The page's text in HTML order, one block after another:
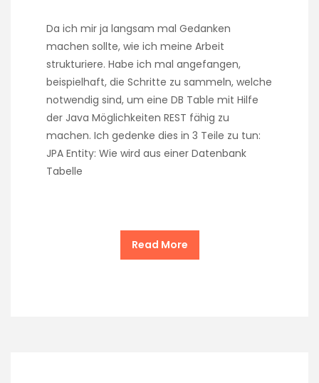
Da ich mir ja langsam mal Gedanken
machen sollte, wie ich meine Arbeit
strukturiere. Habe ich mal angefangen,
beispielhaft, die Schritte zu sammeln, welche
notwendig sind, um eine DB Table mit Hilfe
der Java Möglichkeiten REST fähig zu
machen. Ich gedenke dies in 3 Teile zu tun:
JPA Entity: Wie wird aus einer Datenbank
Tabelle
Read More